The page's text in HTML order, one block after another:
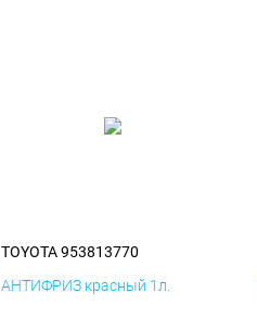
TOYOTA 953813770
АНТИФРИЗ красный 1л.